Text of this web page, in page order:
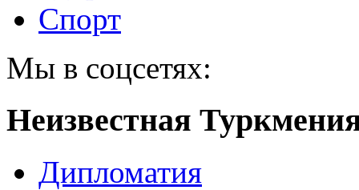
Спорт
Мы в соцсетях:
Неизвестная
Дипломатия